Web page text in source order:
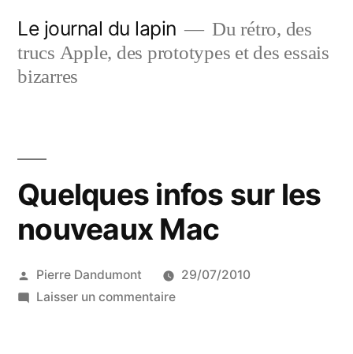
contenu
Le journal du lapin
Du rétro, des
trucs Apple, des prototypes et des essais
bizarres
Quelques infos sur les
nouveaux Mac
Publié
par
Pierre Dandumont
29/07/2010
Laisser un commentairesur